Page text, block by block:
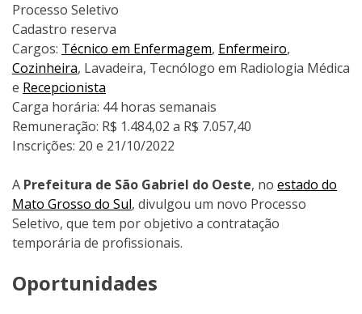
Processo Seletivo
Cadastro reserva
Cargos: Técnico em Enfermagem, Enfermeiro,
Cozinheira, Lavadeira, Tecnólogo em Radiologia Médica
e Recepcionista
Carga horária: 44 horas semanais
Remuneração: R$ 1.484,02 a R$ 7.057,40
Inscrições: 20 e 21/10/2022
A Prefeitura de São Gabriel do Oeste, no estado do
Mato Grosso do Sul, divulgou um novo Processo
Seletivo, que tem por objetivo a contratação
temporária de profissionais.
Oportunidades